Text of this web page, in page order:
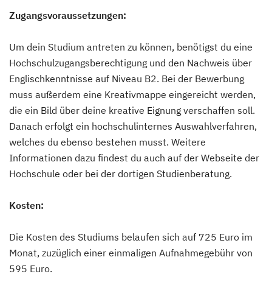
Zugangsvoraussetzungen:
Um dein Studium antreten zu können, benötigst du eine
Hochschulzugangsberechtigung und den Nachweis über
Englischkenntnisse auf Niveau B2. Bei der Bewerbung
muss außerdem eine Kreativmappe eingereicht werden,
die ein Bild über deine kreative Eignung verschaffen soll.
Danach erfolgt ein hochschulinternes Auswahlverfahren,
welches du ebenso bestehen musst. Weitere
Informationen dazu findest du auch auf der Webseite der
Hochschule oder bei der dortigen Studienberatung.
Kosten:
Die Kosten des Studiums belaufen sich auf 725 Euro im
Monat, zuzüglich einer einmaligen Aufnahmegebühr von
595 Euro.